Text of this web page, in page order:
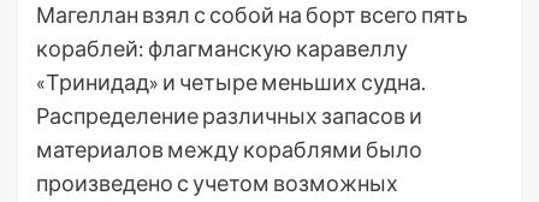
Магеллан взял с собой на борт всего пять
кораблей: флагманскую каравеллу
«Тринидад» и четыре меньших судна.
Распределение различных запасов и
материалов между кораблями было
произведено с учетом возможных